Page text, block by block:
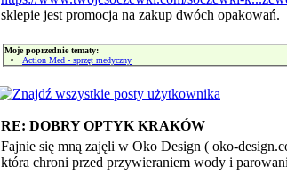
sklepie jest promocja na zakup dwóch opakowań.
Moje poprzednie tematy:
Action Med - sprzęt medyczny
RE: DOBRY OPTYK KRAKÓW
Fajnie się mną zajęli w Oko Design ( oko-
która chroni przed przywieraniem wody i